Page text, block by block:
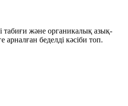
және органикалық азық-
арналған беделді кәсіби топ.